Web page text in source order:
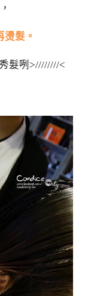
燙髮。
髮咧>////////<